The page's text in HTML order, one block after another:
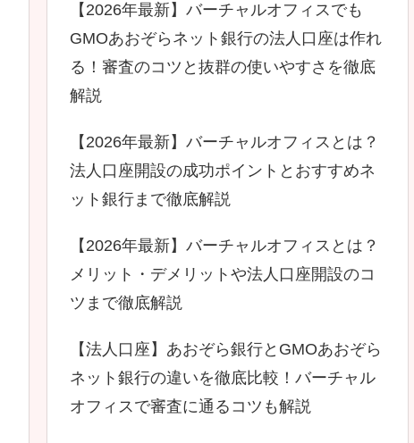
【2026年最新】バーチャルオフィスでも
GMOあおぞらネット銀行の法人口座は作れ
る！審査のコツと抜群の使いやすさを徹底
解説
【2026年最新】バーチャルオフィスとは？
法人口座開設の成功ポイントとおすすめネ
ット銀行まで徹底解説
【2026年最新】バーチャルオフィスとは？
メリット・デメリットや法人口座開設のコ
ツまで徹底解説
【法人口座】あおぞら銀行とGMOあおぞら
ネット銀行の違いを徹底比較！バーチャル
オフィスで審査に通るコツも解説